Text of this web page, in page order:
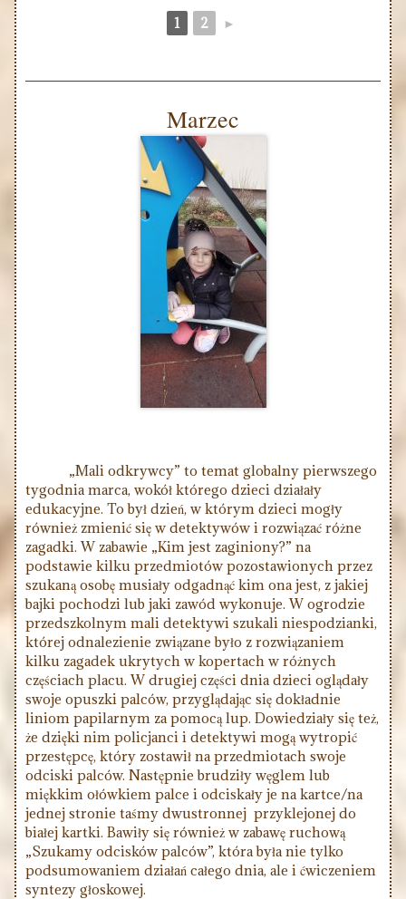
1 2 ►
Marzec
„Mali odkrywcy” to temat globalny pierwszego
tygodnia marca, wokół którego dzieci działały
edukacyjne. To był dzień, w którym dzieci mogły
również zmienić się w detektywów i rozwiązać różne
zagadki. W zabawie „Kim jest zaginiony?” na
podstawie kilku przedmiotów pozostawionych przez
szukaną osobę musiały odgadnąć kim ona jest, z jakiej
bajki pochodzi lub jaki zawód wykonuje. W ogrodzie
przedszkolnym mali detektywi szukali niespodzianki,
której odnalezienie związane było z rozwiązaniem
kilku zagadek ukrytych w kopertach w różnych
częściach placu. W drugiej części dnia dzieci oglądały
swoje opuszki palców, przyglądając się dokładnie
liniom papilarnym za pomocą lup. Dowiedziały się też,
że dzięki nim policjanci i detektywi mogą wytropić
przestępcę, który zostawił na przedmiotach swoje
odciski palców. Następnie brudziły węglem lub
miękkim ołówkiem palce i odciskały je na kartce/na
jednej stronie taśmy dwustronnej przyklejonej do
białej kartki. Bawiły się również w zabawę ruchową
„Szukamy odcisków palców”, która była nie tylko
podsumowaniem działań całego dnia, ale i ćwiczeniem
syntezy głoskowej.